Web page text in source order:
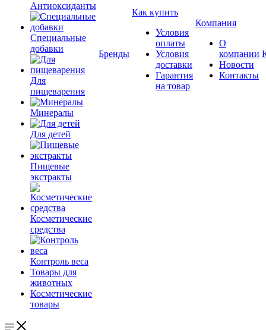
Антиоксиданты
Специальные
добавки
Для
пищеварения
Минералы
Для детей
Пищевые
экстракты
Косметические
средства
Контроль веса
Товары для
животных
Косметические
товары
Бренды
Как купить
Условия
оплаты
Условия
доставки
Гарантия
на товар
Компания
О
компании
Новости
Контакты